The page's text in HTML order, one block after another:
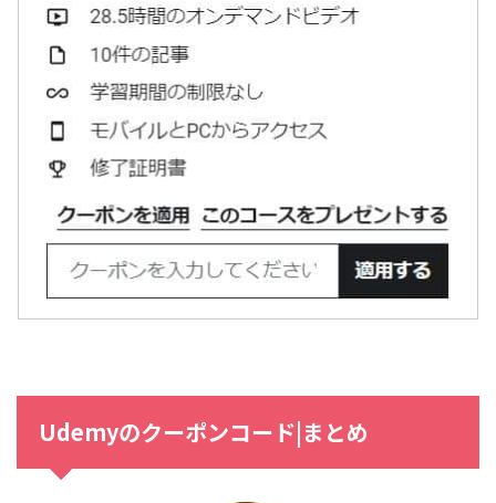
Udemyのクーポンコード|まとめ